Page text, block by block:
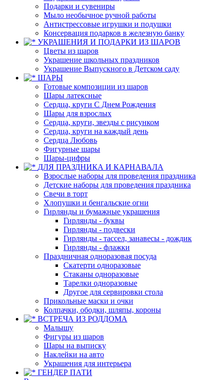
Подарки и сувениры
Мыло необычное ручной работы
Антистрессовые игрушки и подушки
Консервация подарков в железную банку
УКРАШЕНИЯ И ПОДАРКИ ИЗ ШАРОВ
Цветы из шаров
Украшение школьных праздников
Украшение Выпускного в Детском саду
ШАРЫ
Готовые композиции из шаров
Шары латексные
Сердца, круги С Днем Рождения
Шары для взрослых
Сердца, круги, звезды с рисунком
Сердца, круги на каждый день
Сердца Любовь
Фигурные шары
Шары-цифры
ДЛЯ ПРАЗДНИКА И КАРНАВАЛА
Взрослые наборы для проведения праздника
Детские наборы для проведения праздника
Свечи в торт
Хлопушки и бенгальские огни
Гирлянды и бумажные украшения
Гирлянды - буквы
Гирлянды - подвески
Гирлянды - тассел, занавесы - дождик
Гирлянды - флажки
Праздничная одноразовая посуда
Скатерти одноразовые
Стаканы одноразовые
Тарелки одноразовые
Другое для сервировки стола
Прикольные маски и очки
Колпачки, ободки, шляпы, короны
ВСТРЕЧА ИЗ РОДДОМА
Малышу
Фигуры из шаров
Шары на выписку
Наклейки на авто
Украшения для интерьера
ГЕНДЕР ПАТИ